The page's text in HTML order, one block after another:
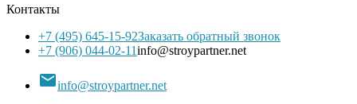
Контакты
+7 (495) 645-15-92Заказать обратный звонок
+7 (906) 044-02-11info@stroypartner.net
info@stroypartner.net